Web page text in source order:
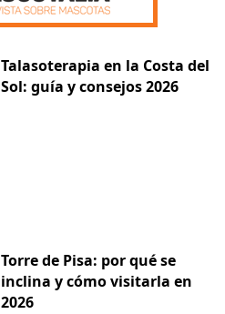
Talasoterapia en la Costa del
Sol: guía y consejos 2026
Torre de Pisa: por qué se
inclina y cómo visitarla en
2026